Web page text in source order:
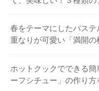
春をテーマにしたパス
重なりが可愛い「満開の
ホットクックでできる
ーフシチュー」の作り方